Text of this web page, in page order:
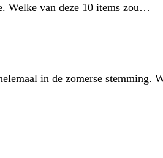
Welke van deze 10 items zou…
in de zomerse stemming.